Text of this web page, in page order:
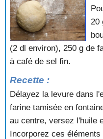
20
(2 dl environ), 250 g de
à café de sel fin.
Recette :
Délayez la levure dans
farine tamisée en
au centre, versez l'huile
Incorporez ces